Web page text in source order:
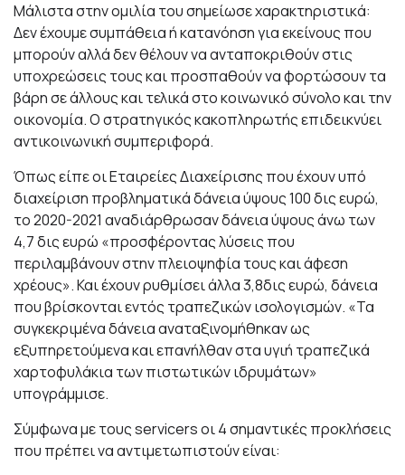
Μάλιστα στην ομιλία του σημείωσε χαρακτηριστικά:
Δεν έχουμε συμπάθεια ή κατανόηση για εκείνους που
μπορούν αλλά δεν θέλουν να ανταποκριθούν στις
υποχρεώσεις τους και προσπαθούν να φορτώσουν τα
βάρη σε άλλους και τελικά στο κοινωνικό σύνολο και την
οικονομία. Ο στρατηγικός κακοπληρωτής επιδεικνύει
αντικοινωνική συμπεριφορά.
Όπως είπε οι Εταιρείες Διαχείρισης που έχουν υπό
διαχείριση προβληματικά δάνεια ύψους 100 δις ευρώ,
το 2020-2021 αναδιάρθρωσαν δάνεια ύψους άνω των
4,7 δις ευρώ «προσφέροντας λύσεις που
περιλαμβάνουν στην πλειοψηφία τους και άφεση
χρέους». Και έχουν ρυθμίσει άλλα 3,8δις ευρώ, δάνεια
που βρίσκονται εντός τραπεζικών ισολογισμών. «Τα
συγκεκριμένα δάνεια αναταξινομήθηκαν ως
εξυπηρετούμενα και επανήλθαν στα υγιή τραπεζικά
χαρτοφυλάκια των πιστωτικών ιδρυμάτων»
υπογράμμισε.
Σύμφωνα με τους servicers οι 4 σημαντικές προκλήσεις
που πρέπει να αντιμετωπιστούν είναι: